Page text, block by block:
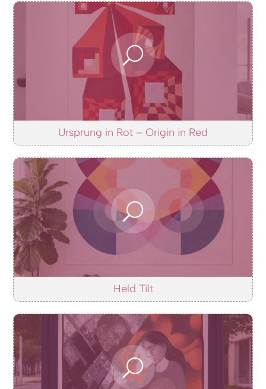
Ursprung in Rot – Origin in Red
Held Tilt